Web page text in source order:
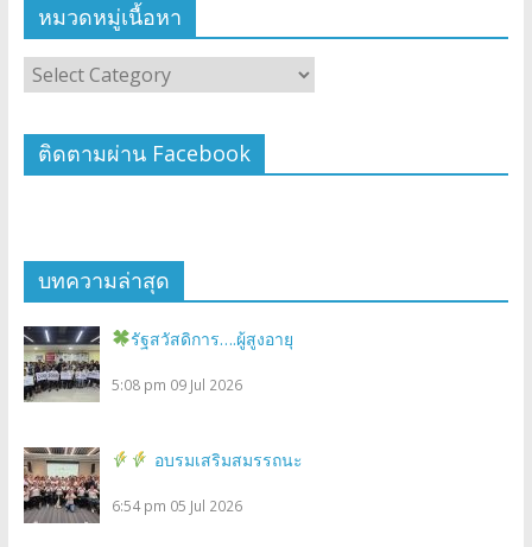
หมวดหมู่เนื้อหา
ติดตามผ่าน Facebook
บทความล่าสุด
รัฐสวัสดิการ….ผู้สูงอายุ
5:08 pm 09 Jul 2026
อบรมเสริมสมรรถนะ
6:54 pm 05 Jul 2026